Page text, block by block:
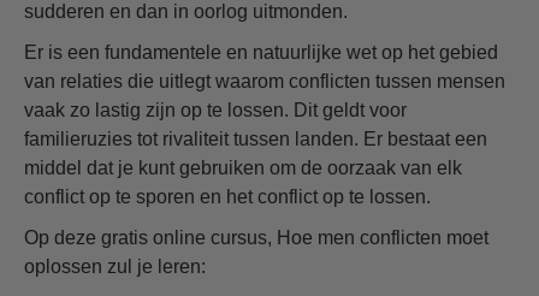
sudderen en dan in oorlog uitmonden.
Er is een fundamentele en natuurlijke wet op het gebied
van relaties die uitlegt waarom conflicten tussen mensen
vaak zo lastig zijn op te lossen. Dit geldt voor
familieruzies tot rivaliteit tussen landen. Er bestaat een
middel dat je kunt gebruiken om de oorzaak van elk
conflict op te sporen en het conflict op te lossen.
Op deze gratis online cursus, Hoe men conflicten moet
oplossen zul je leren: